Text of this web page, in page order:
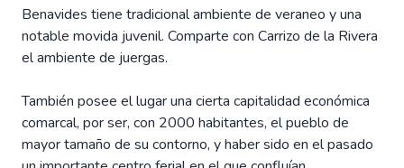
Benavides tiene tradicional ambiente de veraneo y una
notable movida juvenil. Comparte con Carrizo de la Rivera
el ambiente de juergas.
También posee el lugar una cierta capitalidad económica
comarcal, por ser, con 2000 habitantes, el pueblo de
mayor tamaño de su contorno, y haber sido en el pasado